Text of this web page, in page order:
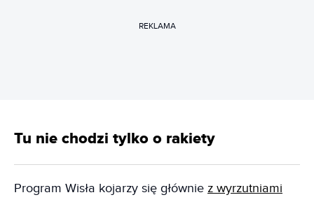
REKLAMA
Tu nie chodzi tylko o rakiety
Program Wisła kojarzy się głównie z wyrzutniami